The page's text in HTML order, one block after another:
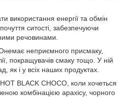
використання енергії та обмін
ситості, забезпечуючи
речовинами.
неприємного присмаку,
покращувачів смаку тощо. У ній
як і у всіх наших продуктах.
BLACK CHOCO, коли хочеться
комбінацією арахісу, чорного